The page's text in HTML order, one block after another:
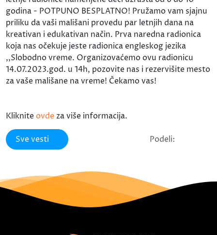
godina - POTPUNO BESPLATNO! Pružamo vam sjajnu
priliku da vaši mališani provedu par letnjih dana na
kreativan i edukativan način. Prva naredna radionica
koja nas očekuje jeste radionica engleskog jezika
,,Slobodno vreme. Organizovaćemo ovu radionicu
14.07.2023.god. u 14h, pozovite nas i rezervišite mesto
za vaše mališane na vreme! Čekamo vas!
Kliknite ovde za više informacija.
Sve vesti Podeli: